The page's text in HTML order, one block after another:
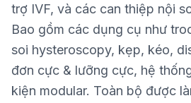
trợ IVF, và các can thiệp nội
Bao gồm các dụng cụ như
soi hysteroscopy, kẹp, kéo,
đơn cực & lưỡng cực, hệ
kiện modular. Toàn bộ được